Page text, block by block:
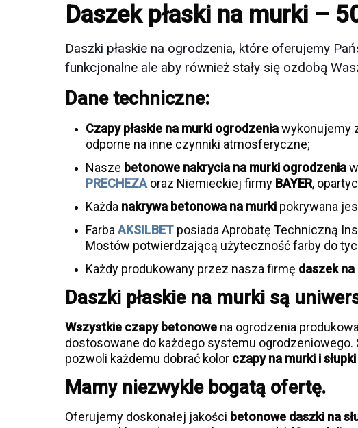
Daszek płaski na murki –
Daszki płaskie na ogrodzenia, które oferujemy
funkcjonalne ale aby również stały się ozdobą
Dane techniczne:
Czapy płaskie na murki ogrodzeniawykonujemy
odporne na inne czynniki atmosferyczne;
Nasze betonowe nakrycia na murki ogrodzenia
PRECHEZA oraz Niemieckiej firmy BAYER,
Każda nakrywa betonowa na murki pokrywana
FarbaAKSILBET posiada Aprobatę Techniczną
Mostów potwierdzającą użyteczność farby do
Każdy produkowany przez nasza firmę daszek
Daszki płaskie na murki są
Wszystkie czapy betonowe na ogrodzenia
dostosowane do każdego systemu ogrodzeniowego.
pozwoli każdemu dobrać kolor czapy na murki i słupki
Mamy niezwykle bogatą ofertę.
Oferujemy doskonałej jakości betonowe daszki na